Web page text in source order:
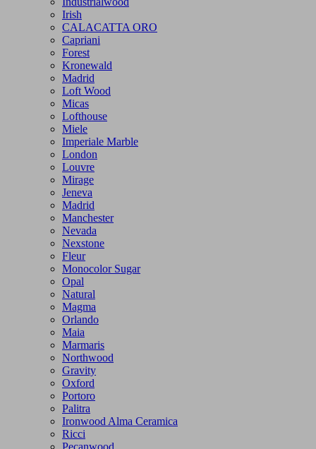
Irish
CALACATTA ORO
Capriani
Forest
Kronewald
Madrid
Loft Wood
Micas
Lofthouse
Miele
Imperiale Marble
London
Louvre
Mirage
Jeneva
Madrid
Manchester
Nevada
Nexstone
Fleur
Monocolor Sugar
Opal
Natural
Magma
Orlando
Maia
Marmaris
Northwood
Gravity
Oxford
Portoro
Palitra
Ironwood Alma Ceramica
Ricci
Pecanwood